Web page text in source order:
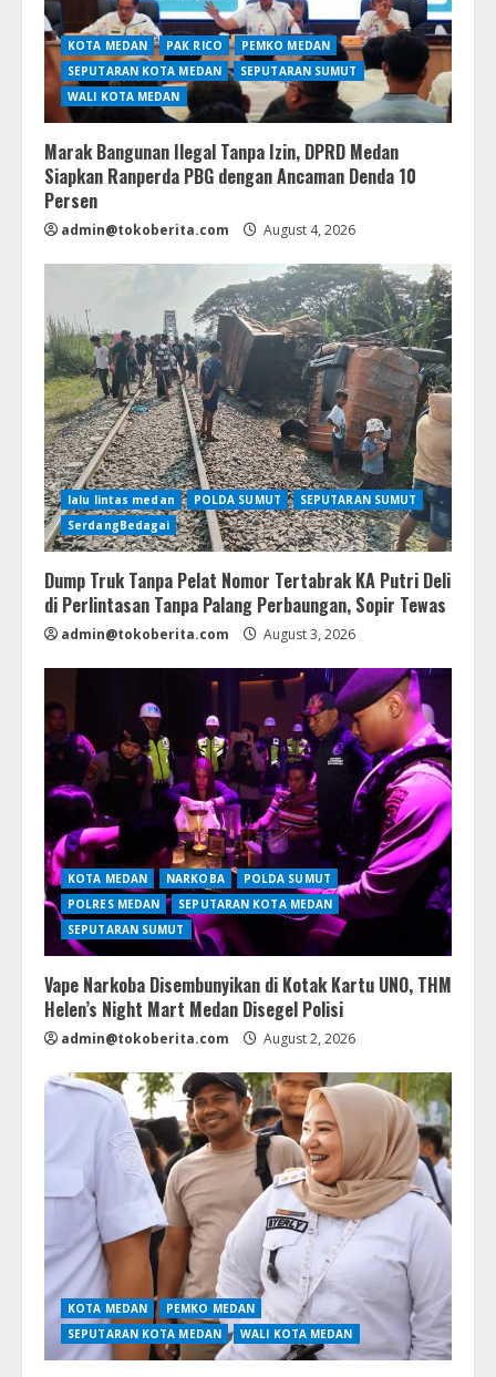
KOTA MEDAN PAK RICO
PEMKO MEDAN
SEPUTARAN KOTA MEDAN
SEPUTARAN SUMUT
WALI KOTA MEDAN
Marak Bangunan Ilegal Tanpa Izin, DPRD Medan
Siapkan Ranperda PBG dengan Ancaman Denda 10
Persen
admin@tokoberita.com August 4, 2026
lalu lintas medan POLDA SUMUT
SEPUTARAN SUMUT
SerdangBedagai
Dump Truk Tanpa Pelat Nomor Tertabrak KA Putri Deli
di Perlintasan Tanpa Palang Perbaungan, Sopir Tewas
admin@tokoberita.com August 3, 2026
KOTA MEDAN NARKOBA
POLDA SUMUT
POLRES MEDAN
SEPUTARAN KOTA MEDAN
SEPUTARAN SUMUT
Vape Narkoba Disembunyikan di Kotak Kartu UNO, THM
Helen’s Night Mart Medan Disegel Polisi
admin@tokoberita.com August 2, 2026
KOTA MEDAN
PEMKO MEDAN
SEPUTARAN KOTA MEDAN
WALI KOTA MEDAN